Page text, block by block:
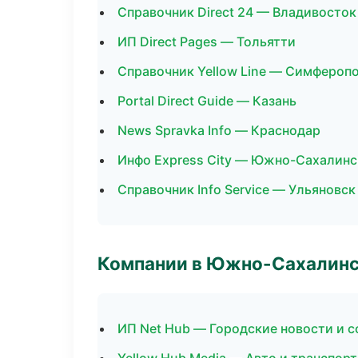
Справочник Direct 24 — Владивосток
ИП Direct Pages — Тольятти
Справочник Yellow Line —
Portal Direct Guide — Казань
News Spravka Info — Краснодар
Инфо Express City — Южно-
Справочник Info Service — Ульяновск
Компании в Южно-
ИП Net Hub — Городские новости и